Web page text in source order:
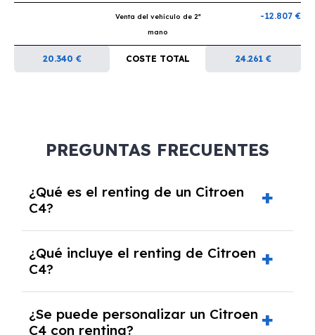
Venta del vehículo de 2ª
mano
-12.807 €
20.340 € COSTE TOTAL 24.261 €
PREGUNTAS FRECUENTES
¿Qué es el renting de un Citroen
C4?
alquiler a largo plazo en el que pagas una
cuota mensual fija por el uso del coche
durante un periodo determinado,
generalmente entre 2 y 5 años.
¿Qué incluye el renting de Citroen
C4?
seguro a todo riesgo, mantenimiento,
¿Se puede personalizar un Citroen
C4 con renting?